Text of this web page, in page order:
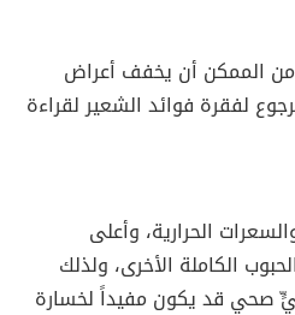
من الممكن أن يخفف أعراض
لفقرة فوائد الشعير لقراءة
الحرارية، وأعلى
الكاملة الأخرى، ولذلك
صحي قد يكون مفيداً لخسارة